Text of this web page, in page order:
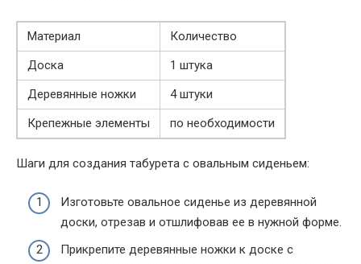
Материал
Количество
Доска
1 штука
Деревянные ножки
4 штуки
Крепежные элементы
по необходимости
Шаги для создания табурета с овальным сиденьем:
Изготовьте овальное сиденье из деревянной
доски, отрезав и отшлифовав ее в нужной форме.
Прикрепите деревянные ножки к доске с